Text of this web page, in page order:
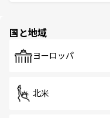
で、ホーカー
国と地域
ヨーロッパ
北米